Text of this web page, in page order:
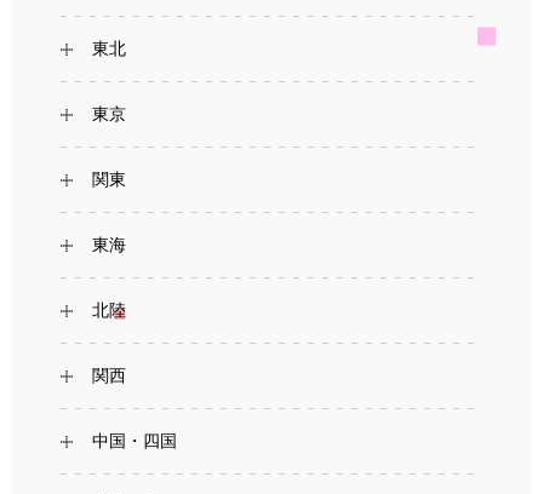
東北
東京
関東
東海
北陸
関西
中国・四国